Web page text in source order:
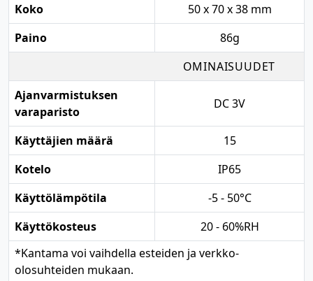
Koko
50 x 70 x 38 mm
Paino
86g
OMINAISUUDET
Ajanvarmistuksen
varaparisto
DC 3V
Käyttäjien määrä
15
Kotelo
IP65
Käyttölämpötila
-5 - 50°C
Käyttökosteus
20 - 60%RH
*Kantama voi vaihdella esteiden ja verkko-
olosuhteiden mukaan.